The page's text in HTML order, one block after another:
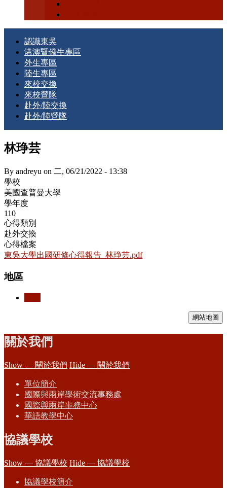
認識東吳
港澳暨僑生專區
外生專區
陸生專區
來校交換
來校營隊
赴外/陸交換
赴外/陸營隊
林琤芸
By andreyu on 二, 06/21/2022 - 13:38
學校
美國查普曼大學
學年度
110
心得類別
赴外交換
心得檔案
東吳大學出國研修心得報告_林琤芸.pdf
地區
網站地圖
關於我們
Show — 關於我們 Hide — 關於我們
單位簡介
國際與兩岸學術交流事務處
國際與兩岸事務中心
華語教學中心
協議學校
Show — 協議學校 Hide — 協議學校
協議學校簡介